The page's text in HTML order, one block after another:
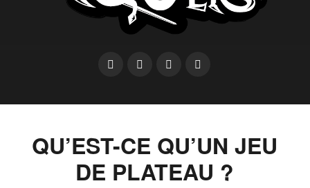
QU’EST-CE QU’UN JEU
DE PLATEAU ?